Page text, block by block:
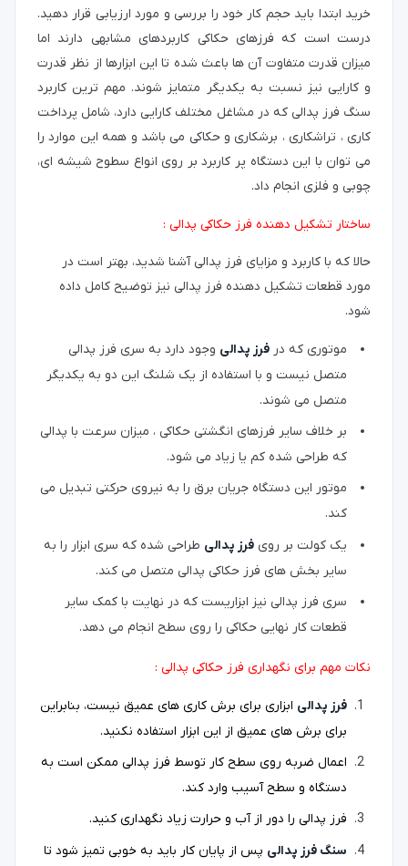
خرید ابتدا باید حجم کار خود را بررسی و مورد ارزیابی قرار دهید.
درست است که فرزهای حکاکی کاربردهای مشابهی دارند اما
میزان قدرت متفاوت آن ها باعث شده تا این ابزارها از نظر قدرت
و کارایی نیز نسبت به یکدیگر متمایز شوند. مهم ترین کاربرد
سنگ فرز پدالی که در مشاغل مختلف کارایی دارد، شامل پرداخت
کاری ، تراشکاری ، برشکاری و حکاکی می باشد و همه این موارد را
می توان با این دستگاه پر کاربرد بر روی انواع سطوح شیشه ای،
چوبی و فلزی انجام داد.
ساختار تشکیل دهنده فرز حکاکی پدالی :
حالا که با کاربرد و مزایای فرز پدالی آشنا شدید، بهتر است در
مورد قطعات تشکیل دهنده فرز پدالی نیز توضیح کامل داده
شود.
موتوری که در فرز پدالی وجود دارد به سری فرز پدالی
متصل نیست و با استفاده از یک شلنگ این دو به یکدیگر
متصل می شوند.
بر خلاف سایر فرزهای انگشتی حکاکی ، میزان سرعت با پدالی
که طراحی شده کم یا زیاد می شود.
موتور این دستگاه جریان برق را به نیروی حرکتی تبدیل می
کند.
یک کولت بر روی فرز پدالی طراحی شده که سری ابزار را به
سایر بخش های فرز حکاکی پدالی متصل می کند.
سری فرز پدالی نیز ابزاریست که در نهایت با کمک سایر
قطعات کار نهایی حکاکی را روی سطح انجام می دهد.
نکات مهم برای نگهداری فرز حکاکی پدالی :
فرز پدالی ابزاری برای برش کاری های عمیق نیست، بنابراین
برای برش های عمیق از این ابزار استفاده نکنید.
اعمال ضربه روی سطح کار توسط فرز پدالی ممکن است به
دستگاه و سطح آسیب وارد کند.
فرز پدالی را دور از آب و حرارت زیاد نگهداری کنید.
سنگ فرز پدالی پس از پایان کار باید به خوبی تمیز شود تا